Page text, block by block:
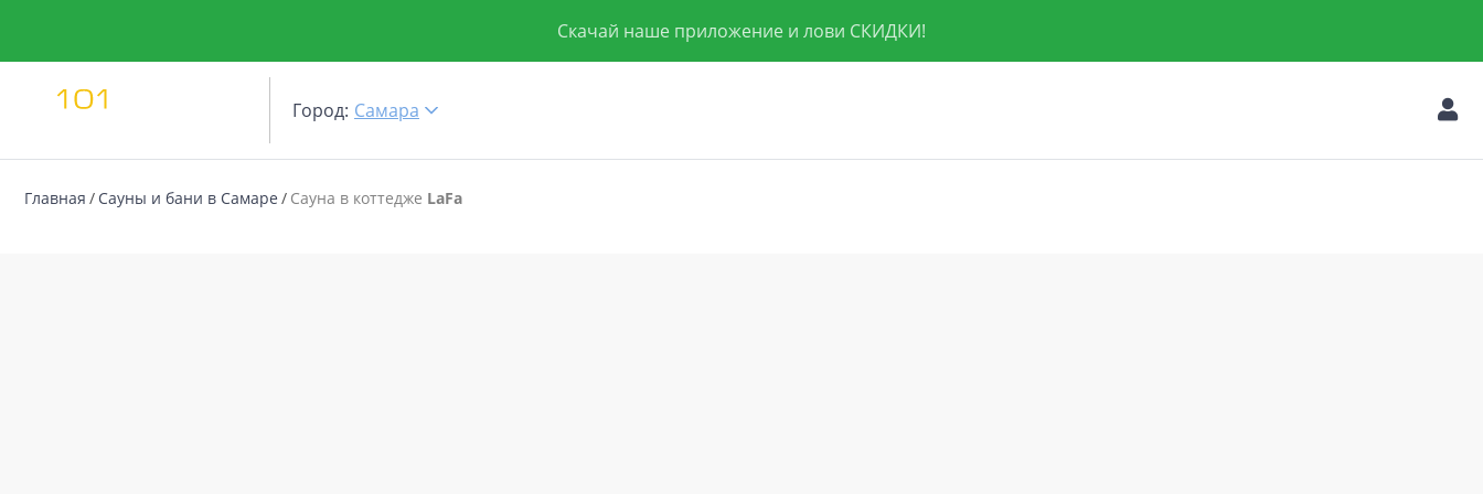
Скачай наше приложение и лови СКИДКИ!
Город: Самара
Главная Сауны и бани в Самаре Сауна в коттедже LaFa